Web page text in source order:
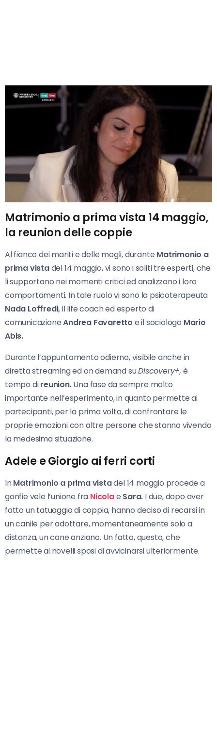
Matrimonio a prima vista 14 maggio,
la reunion delle coppie
Al fianco dei mariti e delle mogli, durante Matrimonio a
prima vistadel 14 maggio, vi sono i soliti tre esperti, che
li supportano nei momenti critici ed analizzano i loro
comportamenti. In tale ruolo vi sono la psicoterapeuta
Nada Loffredi,il life coach ed esperto di
comunicazioneAndrea Favaretto e il sociologo Mario
Abis.
Durante l’appuntamento odierno, visibile anche in
diretta streaming ed on demand suDiscovery+, è
tempo direunion.Una fase da sempre molto
importante nell’esperimento, in quanto permette ai
partecipanti, per la prima volta, di confrontare le
proprie emozioni con altre persone che stanno vivendo
la medesima situazione.
Adele e Giorgio ai ferri corti
InMatrimonio a prima vistadel 14 maggio procede a
gonfie vele l’unione fra Nicolae Sara. I due, dopo aver
fatto un tatuaggio di coppia, hanno deciso di recarsi in
un canile per adottare, momentaneamente solo a
distanza, un cane anziano. Un fatto, questo, che
permette ai novelli sposi di avvicinarsi ulteriormente.